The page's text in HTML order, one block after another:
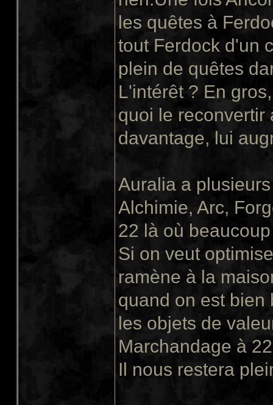
les quêtes à
tout Ferdock d'un
plein de quêtes
L'intérêt ? En
quoi le reconvertir
davantage, lui
Auralia a
Alchimie, Arc,
22 là où
Si on veut
ramène à la
quand on est bien
les objets de
Marchandage à
Il nous restera